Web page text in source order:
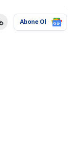
Abone Ol